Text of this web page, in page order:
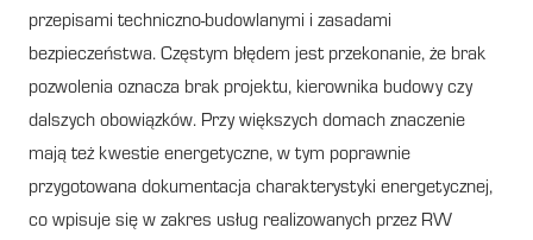
przepisami techniczno-budowlanymi i zasadami
bezpieczeństwa. Częstym błędem jest przekonanie, że brak
pozwolenia oznacza brak projektu, kierownika budowy czy
dalszych obowiązków. Przy większych domach znaczenie
mają też kwestie energetyczne, w tym poprawnie
przygotowana dokumentacja charakterystyki energetycznej,
co wpisuje się w zakres usług realizowanych przez RW